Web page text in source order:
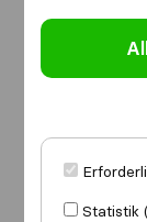
Statistik
Ich ziehe